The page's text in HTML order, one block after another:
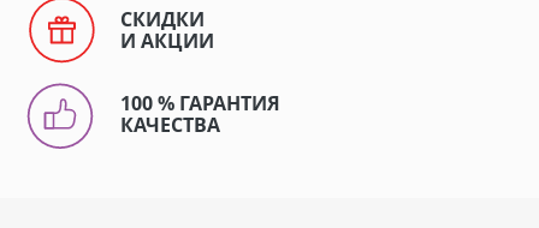
СКИДКИ
И АКЦИИ
100 % ГАРАНТИЯ
КАЧЕСТВА